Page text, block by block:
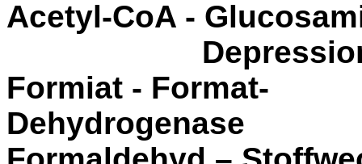
Acetyl-CoA -
Formiat - Format-